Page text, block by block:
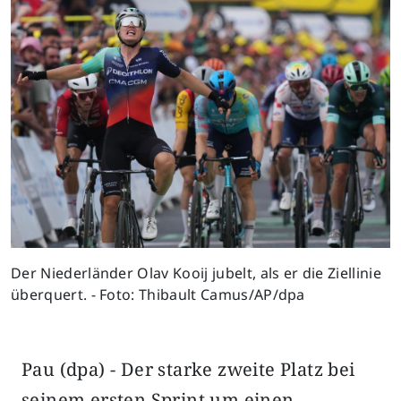
Der Niederländer Olav Kooij jubelt, als er die Ziellinie
überquert. - Foto: Thibault Camus/AP/dpa
Pau (dpa) - Der starke zweite Platz bei